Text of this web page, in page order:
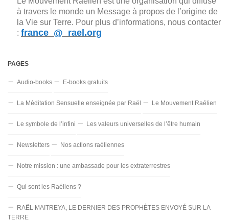
à travers le monde un Message à propos de l’origine de
la Vie sur Terre. Pour plus d’informations, nous contacter
: france_@_rael.org
PAGES
Audio-books E-books gratuits
La Méditation Sensuelle enseignée par Raël Le Mouvement Raélien
Le symbole de l’infini Les valeurs universelles de l’être humain
Newsletters Nos actions raéliennes
Notre mission : une ambassade pour les extraterrestres
Qui sont les Raéliens ?
RAËL MAITREYA, LE DERNIER DES PROPHÈTES ENVOYÉ SUR LA
TERRE